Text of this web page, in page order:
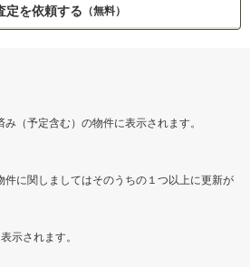
定を依頼する （無料）
（予定含む）の物件に表示されます。
に関しましてはそのうちの１つ以上に更新が
示されます。